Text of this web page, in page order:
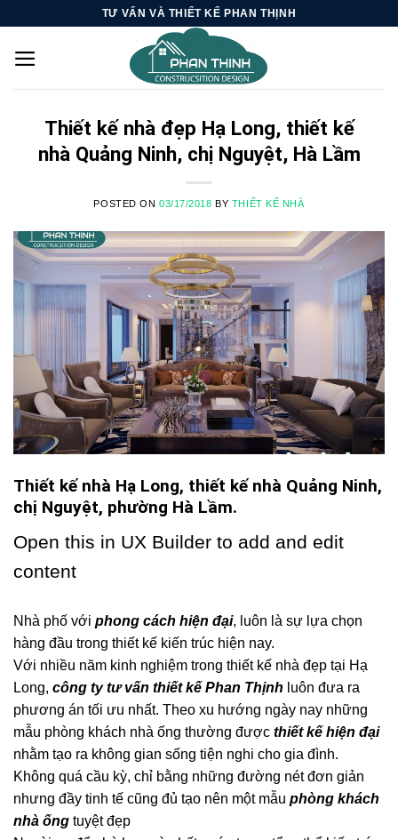
content
TƯ VẤN VÀ THIẾT KẾ PHAN THỊNH
Thiết kế nhà đẹp Hạ Long, thiết kế
nhà Quảng Ninh, chị Nguyệt, Hà Lầm
POSTED ON 03/17/2018 BY THIẾT KẾ NHÀ
Thiết kế nhà Hạ Long, thiết kế nhà Quảng Ninh,
chị Nguyệt, phường Hà Lầm.
Open this in UX Builder to add and edit
content
Nhà phố với phong cách hiện đại, luôn là sự lựa chọn
hàng đầu trong thiết kế kiến trúc hiện nay.
Với nhiều năm kinh nghiệm trong thiết kế nhà đẹp tại Hạ
Long, công ty tư vấn thiết kế Phan Thịnh luôn đưa ra
phương án tối ưu nhất. Theo xu hướng ngày nay những
mẫu phòng khách nhà ống thường được thiết kế hiện đại
nhằm tạo ra không gian sống tiện nghi cho gia đình.
Không quá cầu kỳ, chỉ bằng những đường nét đơn giản
nhưng đầy tinh tế cũng đủ tạo nên một mẫu phòng khách
nhà ống tuyệt đẹp